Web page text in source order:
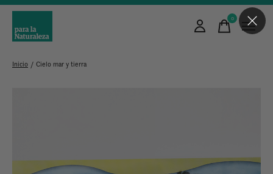
0items
Inicio / Cielo mar y tierra